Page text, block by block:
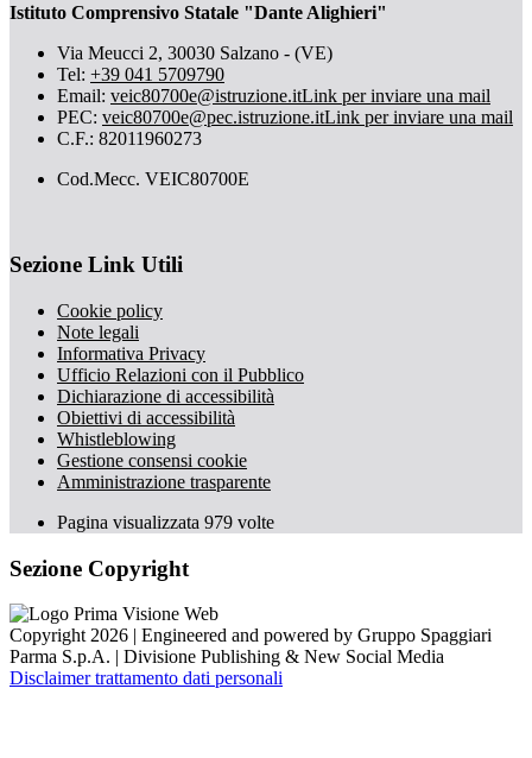
Istituto Comprensivo Statale "Dante Alighieri"
Via Meucci 2, 30030 Salzano - (VE)
Tel: +39 041 5709790
Email: veic80700e@istruzione.itLink per inviare una mail
PEC: veic80700e@pec.istruzione.itLink per inviare una mail
C.F.: 82011960273
Cod.Mecc. VEIC80700E
Sezione Link Utili
Cookie policy
Note legali
Informativa Privacy
Ufficio Relazioni con il Pubblico
Dichiarazione di accessibilità
Obiettivi di accessibilità
Whistleblowing
Gestione consensi cookie
Amministrazione trasparente
Pagina visualizzata 979 volte
Sezione Copyright
Copyright 2026 | Engineered and powered by Gruppo Spaggiari
Parma S.p.A. | Divisione Publishing & New Social Media
Disclaimer trattamento dati personali